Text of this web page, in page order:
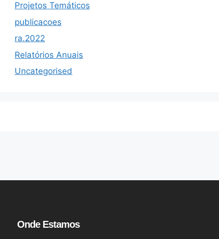
Projetos Temáticos
publicacoes
ra.2022
Relatórios Anuais
Uncategorised
Onde Estamos